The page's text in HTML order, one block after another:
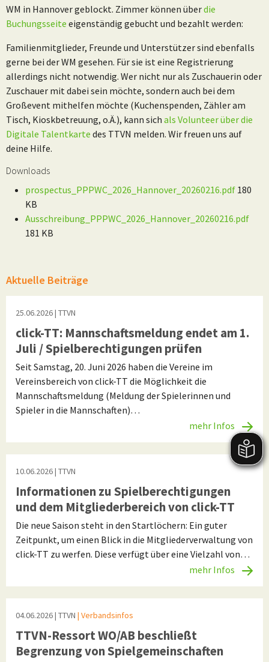
WM in Hannover geblockt. Zimmer können überdie
Buchungsseite eigenständig gebucht und bezahlt werden:
Familienmitglieder, Freunde und Unterstützer sind ebenfalls
gerne bei der WM gesehen. Für sie ist eine Registrierung
allerdings nicht notwendig. Wer nicht nur als Zuschauerin oder
Zuschauer mit dabei sein möchte, sondern auch bei dem
Großevent mithelfen möchte (Kuchenspenden, Zähler am
Tisch, Kioskbetreuung, o.Ä.), kann sich als Volunteer über die
Digitale Talentkarte des TTVN melden. Wir freuen uns auf
deine Hilfe.
Downloads
prospectus_PPPWC_2026_Hannover_20260216.pdf 180
KB
Ausschreibung_PPPWC_2026_Hannover_20260216.pdf
181 KB
Aktuelle Beiträge
25.06.2026| TTVN
click-TT: Mannschaftsmeldung endet am 1.
Juli / Spielberechtigungen prüfen
Seit Samstag, 20. Juni 2026 haben die Vereine im
Vereinsbereich von click-TT die Möglichkeit die
Mannschaftsmeldung (Meldung der Spielerinnen und
Spieler in die Mannschaften)…
mehr Infos
10.06.2026| TTVN
Informationen zu Spielberechtigungen
und dem Mitgliederbereich von click-TT
Die neue Saison steht in den Startlöchern: Ein guter
Zeitpunkt, um einen Blick in die Mitgliederverwaltung von
click-TT zu werfen. Diese verfügt über eine Vielzahl von…
mehr Infos
04.06.2026| TTVN | Verbandsinfos
TTVN-Ressort WO/AB beschließt
Begrenzung von Spielgemeinschaften